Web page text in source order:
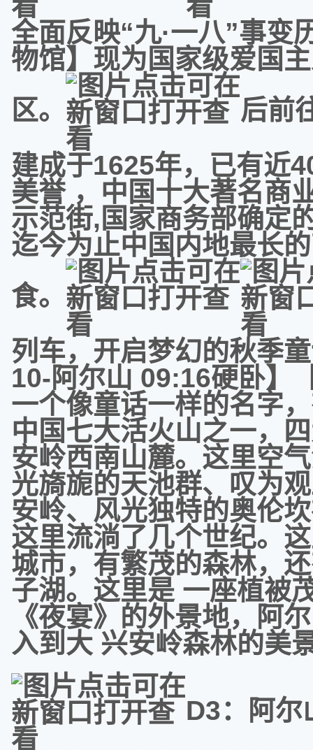
全面反映“九·一八”事变
物馆】现为国家级爱国
区。
后前
建成于1625年，已有近
美誉 ，中国十大著名商
示范街,国家商务部确定
迄今为止中国内地最长
食。
列车，开启梦幻的秋季
10-阿尔山 09:16硬卧】
一个像童话一样的名字
中国七大活火山之一，
安岭西南山麓。这里空
光旖旎的天池群、叹为
安岭、风光独特的奥伦
这里流淌了几个世纪。
城市，有繁茂的森林，
子湖。这里是 一座植被
《夜宴》的外景地，阿
入到大 兴安岭森林的美
D3：阿尔